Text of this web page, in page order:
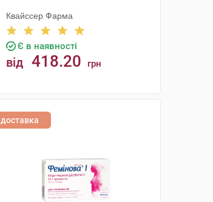
Квайссер Фарма
Є в наявності
від 418.20 грн
доставка